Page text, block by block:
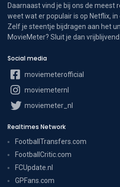
Daarnaast vind je bij ons de meest
weet wat er populair is op Netflix,
Zelf je steentje bijdragen aan het
MovieMeter? Sluit je dan
Social media
moviemeterofficial
moviemeternl
moviemeter_nl
Realtimes Network
FootballTransfers.com
FootballCritic.com
FCUpdate.nl
GPFans.com